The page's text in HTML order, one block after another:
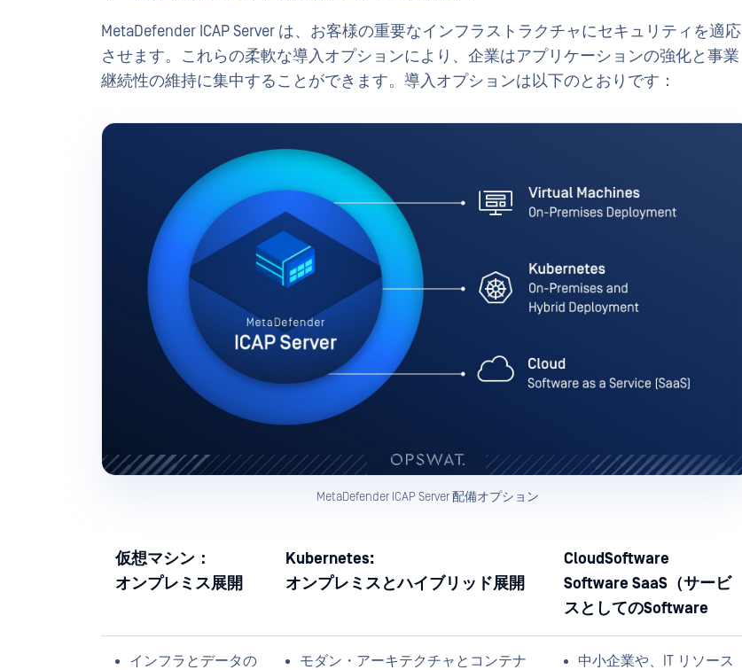
MetaDefender ICAP Server は、お客様の重要なインフラストラクチャにセキュリティを適応
させます。これらの柔軟な導入オプションにより、企業はアプリケーションの強化と事業
継続性の維持に集中することができます。導入オプションは以下のとおりです：
MetaDefender ICAP Server 配備オプション
仮想マシン：
オンプレミス展開
Kubernetes:
オンプレミスとハイブリッド展開
CloudSoftware
Software SaaS（サービ
スとしてのSoftware
インフラとデータの
モダン・アーキテクチャとコンテナ
中小企業や、IT リソース